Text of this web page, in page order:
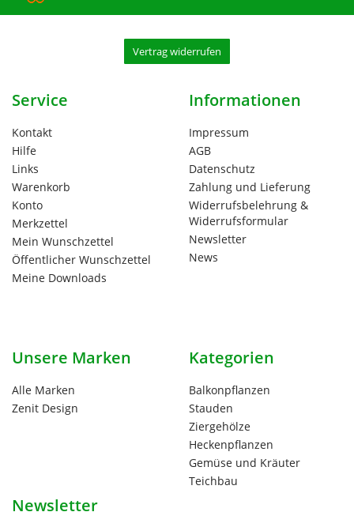
Vertrag widerrufen
Service
Kontakt
Hilfe
Links
Warenkorb
Konto
Merkzettel
Mein Wunschzettel
Öffentlicher Wunschzettel
Meine Downloads
Informationen
Impressum
AGB
Datenschutz
Zahlung und Lieferung
Widerrufsbelehrung &
Widerrufsformular
Newsletter
News
Unsere Marken
Alle Marken
Zenit Design
Kategorien
Balkonpflanzen
Stauden
Ziergehölze
Heckenpflanzen
Gemüse und Kräuter
Teichbau
Newsletter